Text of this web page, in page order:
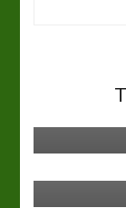
Liga